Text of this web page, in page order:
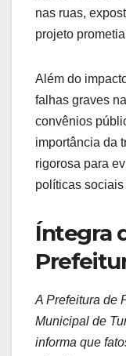
nas ruas,
projeto
Além do
falhas graves
convênios
importância da
rigorosa para
políticas
Íntegra
A Prefeitura de
Municipal de
informa que